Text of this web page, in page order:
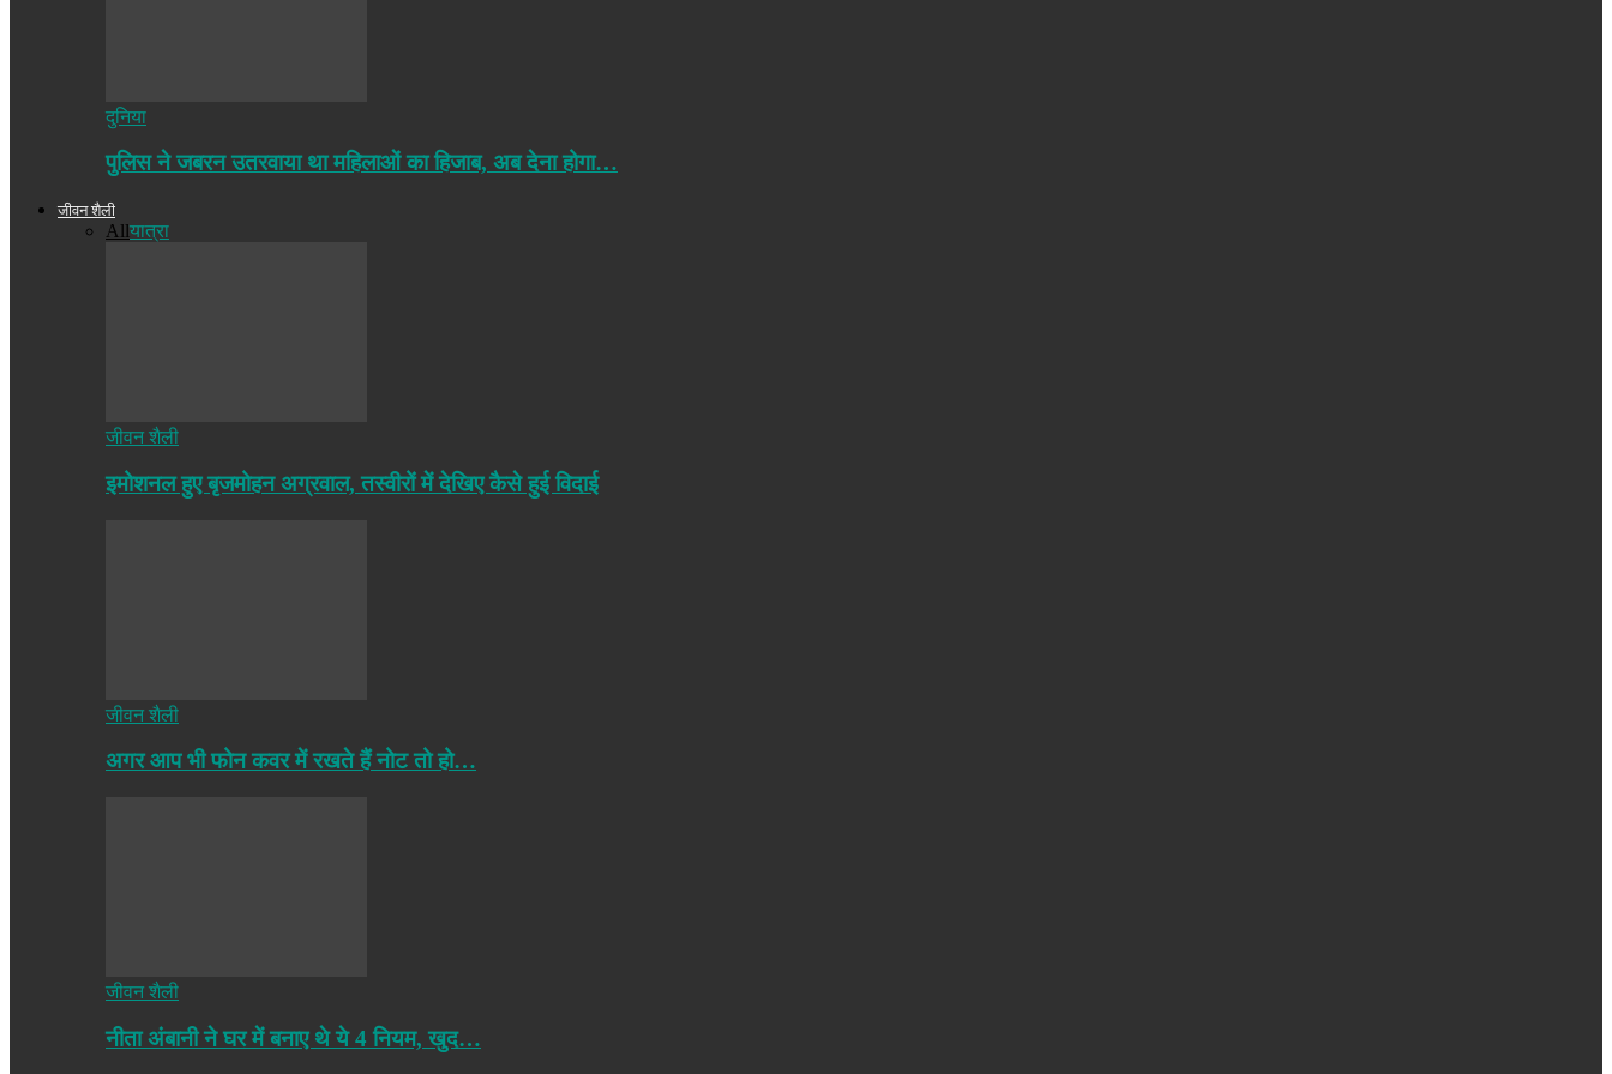
दुनिया
पुलिस ने जबरन उतरवाया था महिलाओं का हिजाब, अब देना होगा…
जीवन शैली
Allयात्रा
जीवन शैली
इमोशनल हुए बृजमोहन अग्रवाल, तस्वीरों में देखिए कैसे हुई विदाई
जीवन शैली
अगर आप भी फोन कवर में रखते हैं नोट तो हो…
जीवन शैली
नीता अंबानी ने घर में बनाए थे ये 4 नियम, खुद…